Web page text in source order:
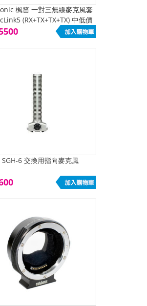
楓笛 一對三無線麥克風套
(RX+TX+TX+TX) 中低價
網路下單
6 交換用指向麥克風